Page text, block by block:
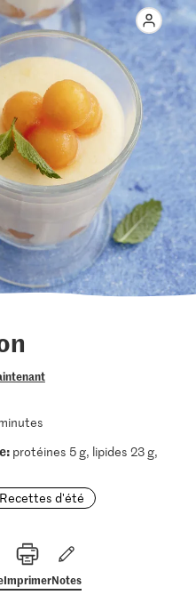
protéines 5 g, lipides 23 g,
Recettes d'été
ImprimerNotes